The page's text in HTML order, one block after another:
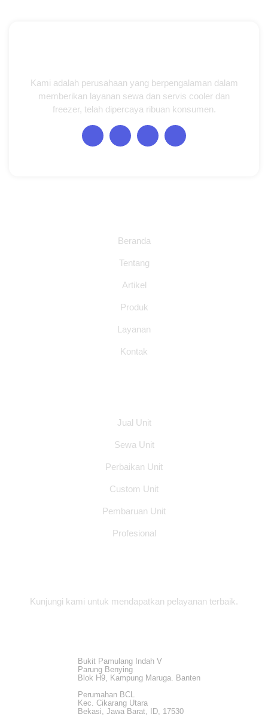
Kami adalah perusahaan yang berpengalaman dalam
memberikan layanan sewa dan servis cooler dan
freezer, telah dipercaya ribuan konsumen.
Beranda
Tentang
Artikel
Produk
Layanan
Kontak
Jual Unit
Sewa Unit
Perbaikan Unit
Custom Unit
Pembaruan Unit
Profesional
Kunjungi kami untuk mendapatkan pelayanan terbaik.
Bukit Pamulang Indah V
Parung Benying
Blok H9, Kampung Maruga. Banten
Perumahan BCL
Kec. Cikarang Utara
Bekasi, Jawa Barat, ID, 17530